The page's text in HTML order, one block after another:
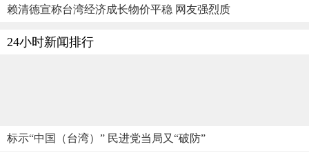
赖清德宣称台湾经济成长物价平稳 网友强烈质
24小时新闻排行
标示“中国（台湾）” 民进党当局又“破防”